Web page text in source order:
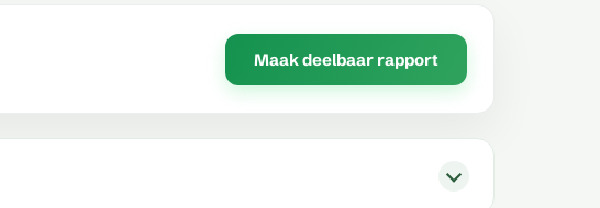
Maak deelbaar rapport